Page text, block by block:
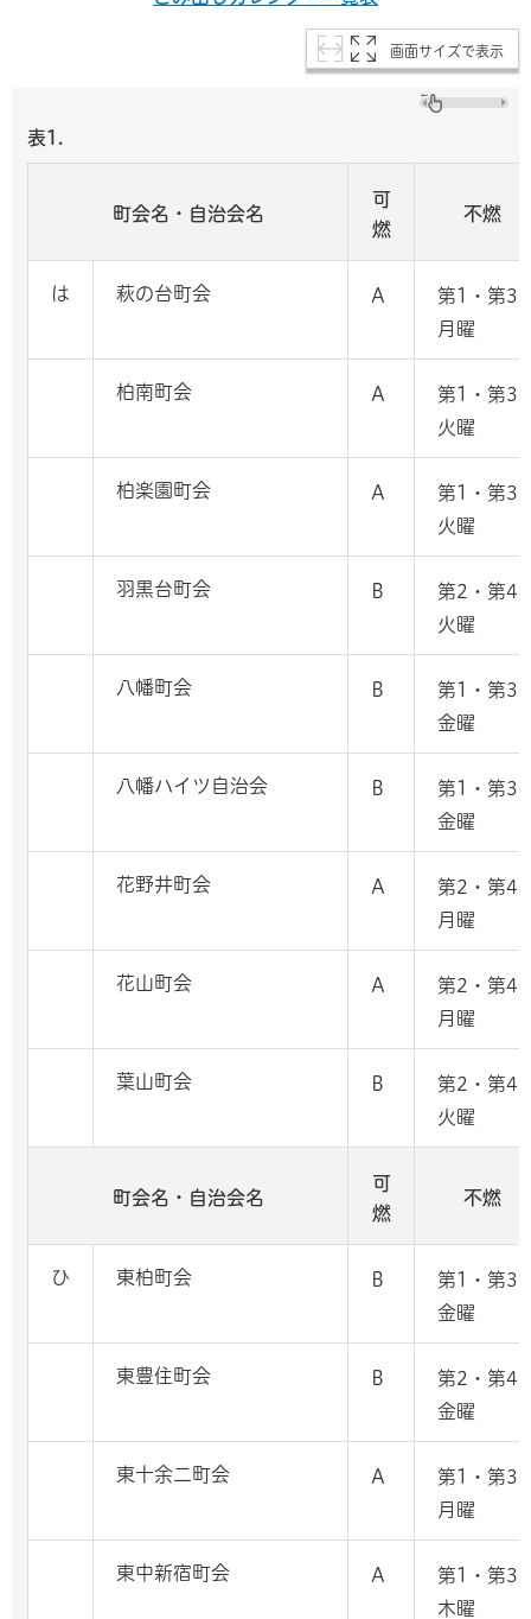
画面サイズで表示
表1.
町会名・自治会名
可
燃
不燃
は 萩の台町会 A
第1・第3
月曜
柏南町会 A
第1・第3
火曜
柏楽園町会 A
第1・第3
火曜
羽黒台町会 B
第2・第4
火曜
八幡町会 B
第1・第3
金曜
八幡ハイツ自治会 B
第1・第3
金曜
花野井町会 A
第2・第4
月曜
花山町会 A
第2・第4
月曜
葉山町会 B
第2・第4
火曜
町会名・自治会名
可
燃
不燃
ひ 東柏町会 B
第1・第3
金曜
東豊住町会 B
第2・第4
金曜
東十余二町会 A
第1・第3
月曜
東中新宿町会 A
第1・第3
木曜